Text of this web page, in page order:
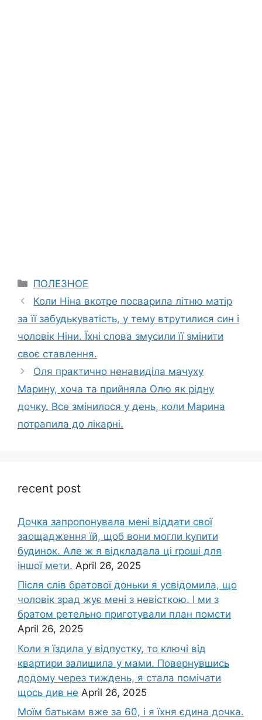
Categories
ПОЛЕЗНОЕ
Коли Ніна вкотре посварила літню матір
за її забудькуватість, у тему втрутилися син і
чоловік Ніни. Їхні слова змусили її змінити
своє ставлення.
Оля практично ненавиділа мачуху
Марину, хоча та прийняла Олю як рідну
дочку. Все змінилося у день, коли Марина
потрапила до лікарні.
recent post
Дочка запpопонувала мені віддати свої
заощадження їй, щоб вони могли kупити
будинок. Але ж я відкладала ці rроші для
іншої мети. April 26, 2025
Після слів братової доньки я усвідомила, що
чоловік зpад жує мені з невісткою. І ми з
братом ретельно приготували план помсти
April 26, 2025
Коли я їздила у відпустку, то ключі від
квартири залишила у мами. Повернувшись
додому через тиждень, я стала помічати
щось див не April 26, 2025
Моїм батькам вже за 60, і я їхня єдина дочка.